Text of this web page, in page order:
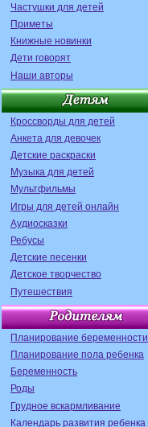
Частушки для детей
Приметы
Книжные новинки
Дети говорят
Наши авторы
Кроссворды для детей
Анкета для девочек
Детские раскраски
Музыка для детей
Мультфильмы
Игры для детей онлайн
Аудиосказки
Ребусы
Детские песенки
Детское творчество
Путешествия
Планирование беременности
Планирование пола ребенка
Беременность
Роды
Грудное вскармливание
Календарь развития ребенка